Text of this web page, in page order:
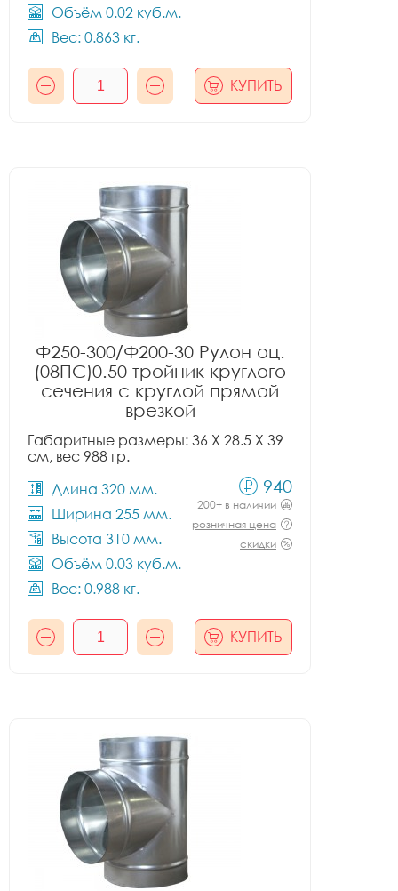
Объём 0.02 куб.м.
Вес: 0.863 кг.
КУПИТЬ
Ф250-300/Ф200-30 Рулон оц.
(08ПС)0.50 тройник круглого
сечения с круглой прямой
врезкой
Габаритные размеры: 36 X 28.5 X 39
см, вес 988 гр.
Длина 320 мм.
Ширина 255 мм.
Высота 310 мм.
Объём 0.03 куб.м.
Вес: 0.988 кг.
940
200+ в наличии
розничная цена
скидки
КУПИТЬ